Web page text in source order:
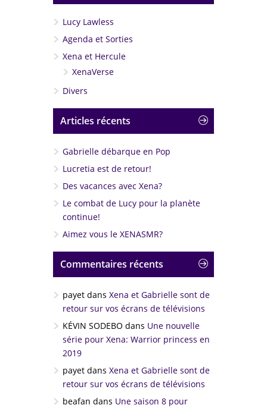
Lucy Lawless
Agenda et Sorties
Xena et Hercule
XenaVerse
Divers
Articles récents
Gabrielle débarque en Pop
Lucretia est de retour!
Des vacances avec Xena?
Le combat de Lucy pour la planète
continue!
Aimez vous le XENASMR?
Commentaires récents
payet dans Xena et Gabrielle sont de
retour sur vos écrans de télévisions
KÉVIN SODEBO dans Une nouvelle
série pour Xena: Warrior princess en
2019
payet dans Xena et Gabrielle sont de
retour sur vos écrans de télévisions
beafan dans Une saison 8 pour